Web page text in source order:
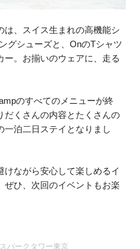
は、スイス生まれの高機能シ
グシューズと、OnのTシャツ
ー。お揃いのウェアに、走る
のすべてのメニューが終
だくさんの内容とたくさんの
一泊二日ステイとなりまし
ながら安心して楽しめるイ
ぜひ、次回のイベントもお楽
パークタワー東京